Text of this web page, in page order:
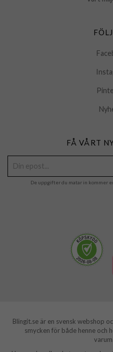
FÅ VÅRT
De uppgifter du matar in kommer
Blingit.se är en svensk webshop
smycken för både henne och